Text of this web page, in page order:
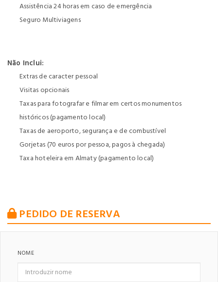
Assistência 24 horas em caso de emergência
Seguro Multiviagens
Não Inclui:
Extras de caracter pessoal
Visitas opcionais
Taxas para fotografar e filmar em certos monumentos
históricos (pagamento local)
Taxas de aeroporto, segurança e de combustível
Gorjetas (70 euros por pessoa, pagos à chegada)
Taxa hoteleira em Almaty (pagamento local)
PEDIDO DE RESERVA
NOME